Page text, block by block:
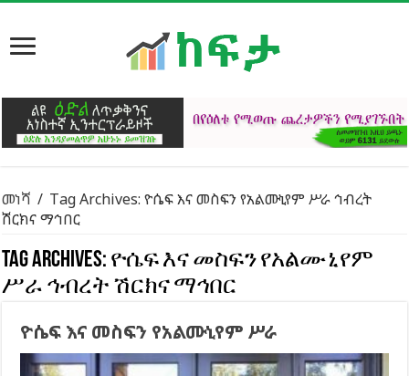
መነሻ / Tag Archives: ዮሴፍ እና መስፍን የአልሙኒየም ሥራ ኅብረት
ሽርክና ማኅበር
Tag Archives: ዮሴፍ እና መስፍን የአልሙኒየም
ሥራ ኅብረት ሽርክና ማኅበር
ዮሴፍ እና መስፍን የአልሙኒየም ሥራ